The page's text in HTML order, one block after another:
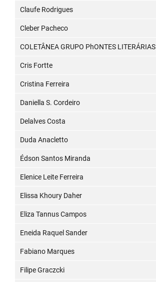
Claufe Rodrigues
Cleber Pacheco
COLETÂNEA GRUPO PhONTES LITERÁRIAS
Cris Fortte
Cristina Ferreira
Daniella S. Cordeiro
Delalves Costa
Duda Anacletto
Édson Santos Miranda
Elenice Leite Ferreira
Elissa Khoury Daher
Eliza Tannus Campos
Eneida Raquel Sander
Fabiano Marques
Filipe Graczcki